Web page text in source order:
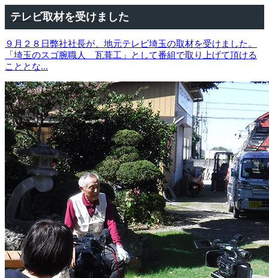
テレビ取材を受けました
９月２８日弊社社長が、地元テレビ埼玉の取材を受けました。
「埼玉のスゴ腕職人 瓦葺工」として番組で取り上げて頂ける
こととな...